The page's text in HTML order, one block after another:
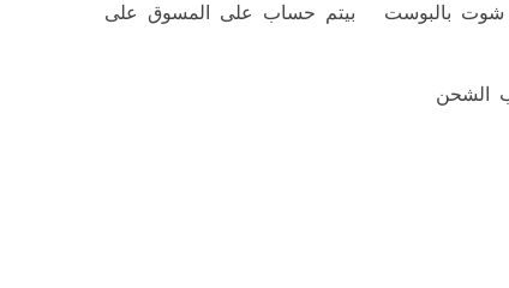
شوت بالبوست بيتم حساب على المسوق على
الشحن